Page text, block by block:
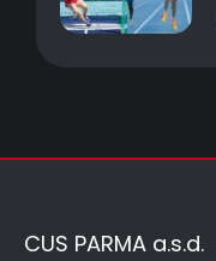
CUS PARMA a.s.d.